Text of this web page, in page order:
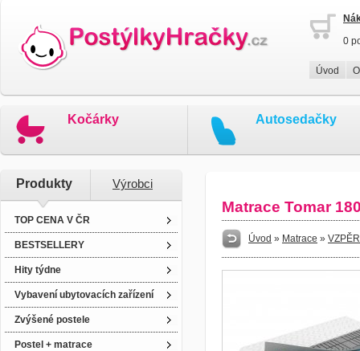
0
Úvod
Kočárky Autosedačky
Produkty Výrobci
TOP CENA V ČR
BESTSELLERY
Hity týdne
Vybavení ubytovacích zařízení
Zvýšené postele
Postel + matrace
Matrace Tomar
Úvod » Matrace »